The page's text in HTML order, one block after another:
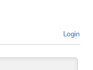
Login